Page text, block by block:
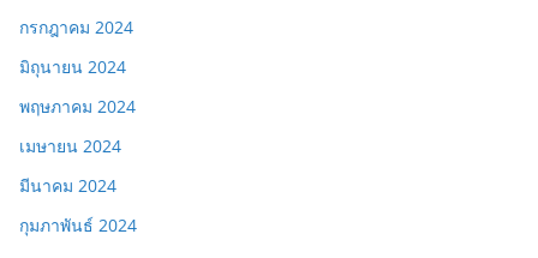
กรกฎาคม 2024
มิถุนายน 2024
พฤษภาคม 2024
เมษายน 2024
มีนาคม 2024
กุมภาพันธ์ 2024